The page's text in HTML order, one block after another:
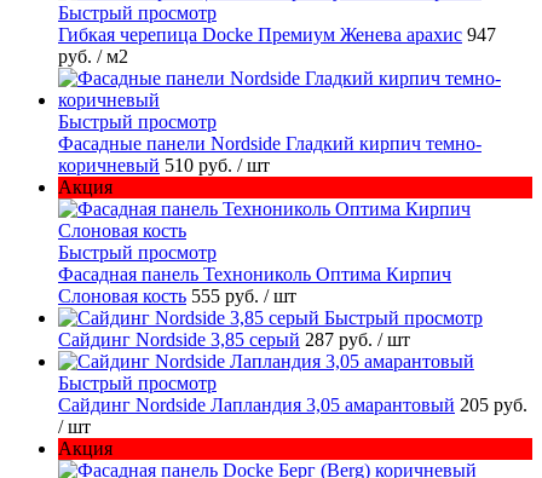
Быстрый просмотр
Гибкая черепица Docke Премиум Женева арахис 947
руб. / м2
Быстрый просмотр
Фасадные панели Nordside Гладкий кирпич темно-
коричневый 510 руб. / шт
Акция
Быстрый просмотр
Фасадная панель Технониколь Оптима Кирпич
Слоновая кость 555 руб. / шт
Быстрый просмотр
Сайдинг Nordside 3,85 серый 287 руб. / шт
Быстрый просмотр
Сайдинг Nordside Лапландия 3,05 амарантовый 205 руб.
/ шт
Акция